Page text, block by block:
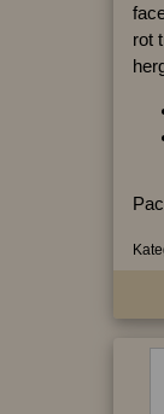
rot